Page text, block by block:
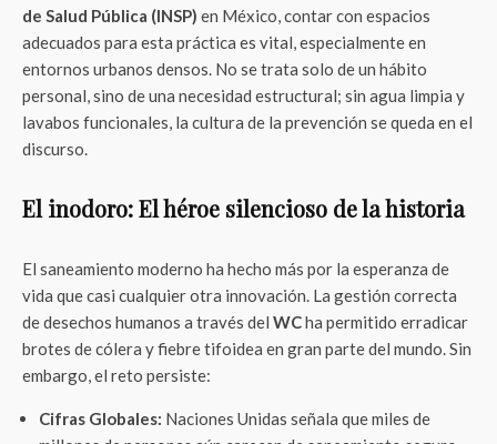
de Salud Pública (INSP) en México, contar con espacios
adecuados para esta práctica es vital, especialmente en
entornos urbanos densos. No se trata solo de un hábito
personal, sino de una necesidad estructural; sin agua limpia y
lavabos funcionales, la cultura de la prevención se queda en el
discurso.
El inodoro: El héroe silencioso de la historia
El saneamiento moderno ha hecho más por la esperanza de
vida que casi cualquier otra innovación. La gestión correcta
de desechos humanos a través del WCha permitido erradicar
brotes de cólera y fiebre tifoidea en gran parte del mundo. Sin
embargo, el reto persiste:
Cifras Globales: Naciones Unidas señala que miles de